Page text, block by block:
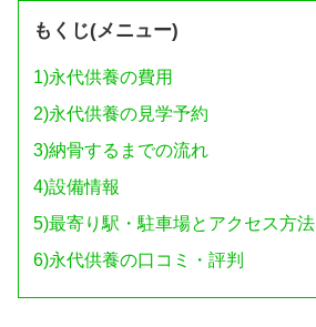
もくじ(メニュー)
1)永代供養の費用
2)永代供養の見学予約
3)納骨するまでの流れ
4)設備情報
5)最寄り駅・駐車場とアクセス方法
6)永代供養の口コミ・評判